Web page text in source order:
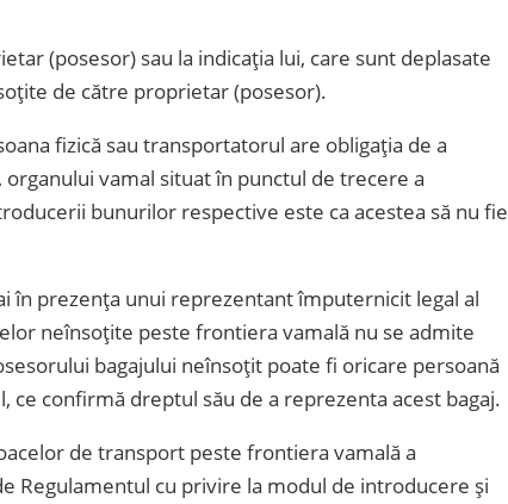
(posesor) sau la indicația lui, care sunt deplasate
de către proprietar (posesor).
fizică sau transportatorul are obligația de a
vamal situat în punctul de trecere a
bunurilor respective este ca acestea să nu fie
în prezența unui reprezentant împuternicit legal al
neînsoțite peste frontiera vamală nu se admite
bagajului neînsoțit poate fi oricare persoană
ce confirmă dreptul său de a reprezenta acest bagaj.
de transport peste frontiera vamală a
Regulamentul cu privire la modul de introducere și